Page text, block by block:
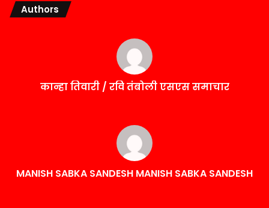
Authors
कान्हा तिवारी / रवि तंबोली एसएस समाचार
MANISH SABKA SANDESH MANISH SABKA SANDESH